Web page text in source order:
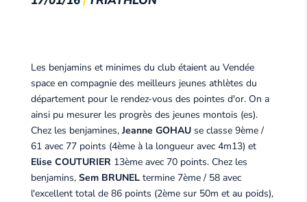
Les benjamins et minimes du club étaient au Vendée
space en compagnie des meilleurs jeunes athlètes du
département pour le rendez-vous des pointes d'or. On a
ainsi pu mesurer les progrès des jeunes montois (es).
Chez les benjamines, Jeanne GOHAU se classe 9ème /
61 avec 77 points (4ème à la longueur avec 4m13) et
Elise COUTURIER 13ème avec 70 points. Chez les
benjamins, Sem BRUNEL termine 7ème / 58 avec
l'excellent total de 86 points (2ème sur 50m et au poids),